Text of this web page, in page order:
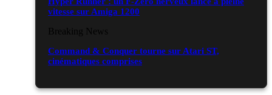
vitesse sur Amiga 1200
Breaking News
Command & Conquer tourne sur Atari ST,
cinématiques comprises